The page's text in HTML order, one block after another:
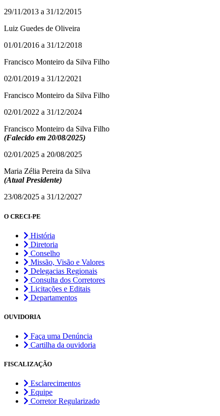
29/11/2013 a 31/12/2015
Luiz Guedes de Oliveira
01/01/2016 a 31/12/2018
Francisco Monteiro da Silva Filho
02/01/2019 a 31/12/2021
Francisco Monteiro da Silva Filho
02/01/2022 a 31/12/2024
Francisco Monteiro da Silva Filho
(Falecido em 20/08/2025)
02/01/2025 a 20/08/2025
Maria Zélia Pereira da Silva
(Atual Presidente)
23/08/2025 a 31/12/2027
O CRECI-PE
História
Diretoria
Conselho
Missão, Visão e Valores
Delegacias Regionais
Consulta dos Corretores
Licitações e Editais
Departamentos
OUVIDORIA
Faça uma Denúncia
Cartilha da ouvidoria
FISCALIZAÇÃO
Esclarecimentos
Equipe
Corretor Regularizado